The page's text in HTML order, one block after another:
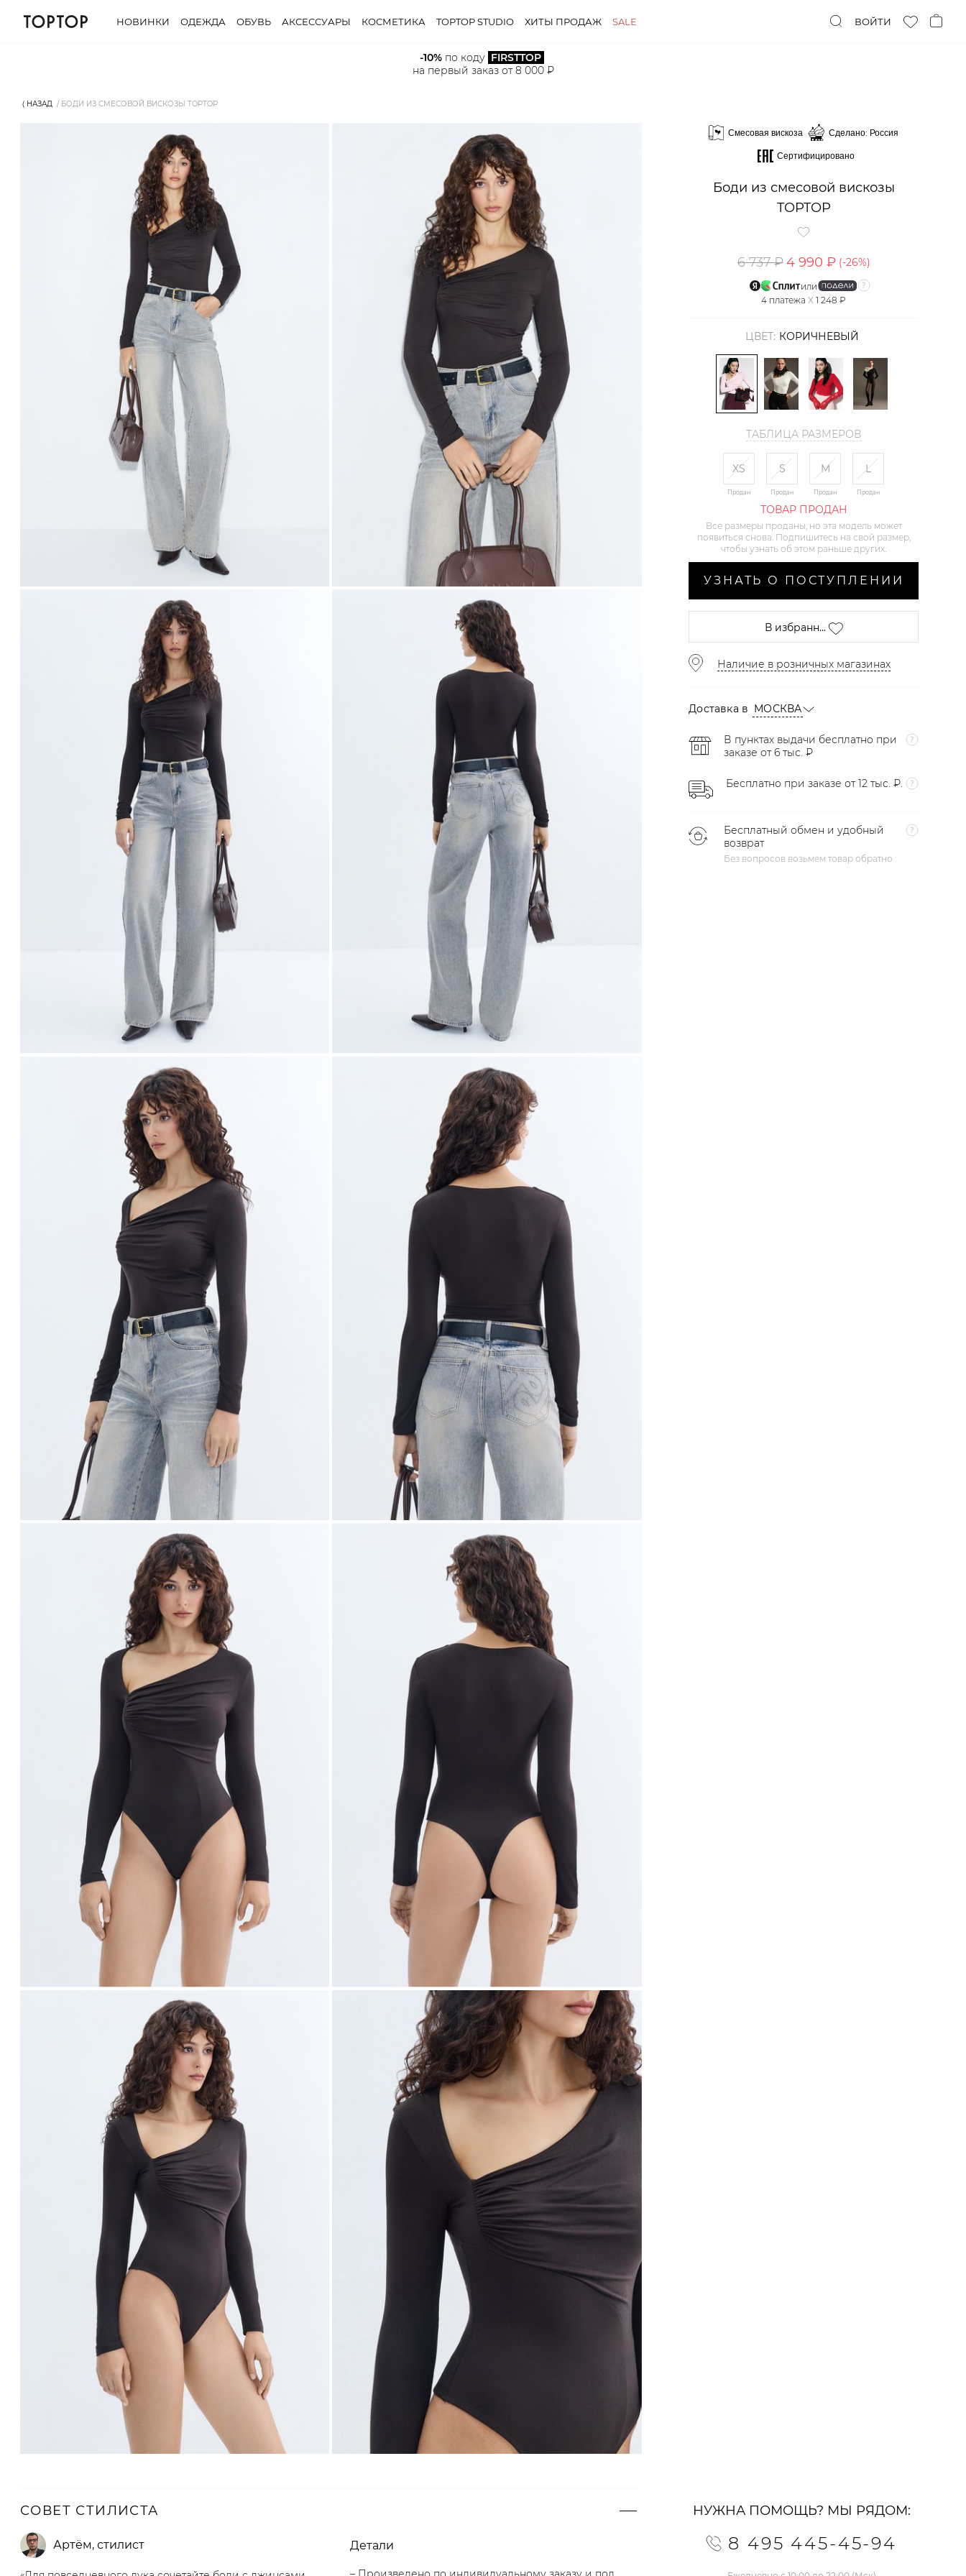
НОВИНКИ ОДЕЖДА ОБУВЬ АКСЕССУАРЫ КОСМЕТИКА TOPTOP STUDIO ХИТЫ ПРОДАЖ SALE ВОЙТИ
-10% по коду FIRSTTOP
на первый заказ от 8 000 ₽
⟨ НАЗАД БОДИ ИЗ СМЕСОВОЙ ВИСКОЗЫ TOPTOP
Смесовая вискоза
Сделано: Россия
Сертифицировано
Боди из смесовой вискозы
TOPTOP
6 737 ₽4 990 ₽ (-26%)
или
4 платежаX 1 248 ₽
ЦВЕТ: КОРИЧНЕВЫЙ
ТАБЛИЦА РАЗМЕРОВ
XS
Продан
S
Продан
M
Продан
L
Продан
ТОВАР ПРОДАН
Все размеры проданы, но эта модель может
появиться снова. Подпишитесь на свой размер,
чтобы узнать об этом раньше других.
УЗНАТЬ О ПОСТУПЛЕНИИ
В избранн...
Наличие в розничных магазинах
Доставка в МОСКВА
В пунктах выдачи бесплатно при
заказе от 6 тыс. ₽
Бесплатно при заказе от 12 тыс. ₽.
Бесплатный обмен и удобный
возврат
Без вопросов возьмем товар обратно
СОВЕТ СТИЛИСТА
Артём, стилист Детали
НУЖНА ПОМОЩЬ? МЫ РЯДОМ:
8 495 445-45-94